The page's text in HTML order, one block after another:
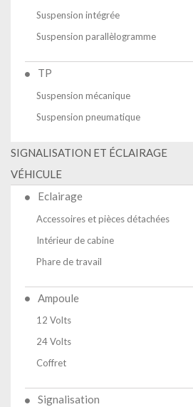
Suspension intégrée
Suspension parallèlogramme
TP
Suspension mécanique
Suspension pneumatique
SIGNALISATION ET ÉCLAIRAGE
VÉHICULE
Eclairage
Accessoires et pièces détachées
Intérieur de cabine
Phare de travail
Ampoule
12 Volts
24 Volts
Coffret
Signalisation